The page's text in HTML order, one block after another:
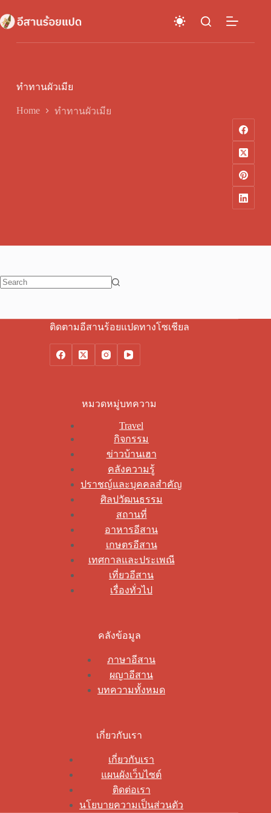
to
content
ทำทานผัวเมีย
Home ทำทานผัวเมีย
ติดตามอีสานร้อยแปดทางโซเชียล
หมวดหมู่บทความ
Travel
กิจกรรม
ข่าวบ้านเฮา
คลังความรู้
ปราชญ์และบุคคลสำคัญ
ศิลปวัฒนธรรม
สถานที่
อาหารอีสาน
เกษตรอีสาน
เทศกาลและประเพณี
เที่ยวอีสาน
เรื่องทั่วไป
คลังข้อมูล
ภาษาอีสาน
ผญาอีสาน
บทความทั้งหมด
เกี่ยวกับเรา
เกี่ยวกับเรา
แผนผังเว็บไซต์
ติดต่อเรา
นโยบายความเป็นส่วนตัว